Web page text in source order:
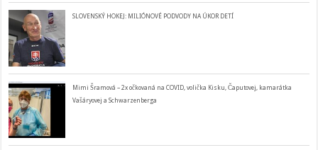
SLOVENSKÝ HOKEJ: MILIÓNOVÉ PODVODY NA ÚKOR DETÍ
Mimi Šramová – 2x očkovaná na COVID, volička Kisku, Čaputovej, kamarátka
Vašáryovej a Schwarzenberga